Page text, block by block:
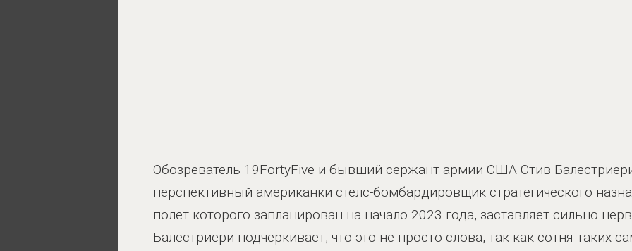
Обозреватель 19FortyFive и бывший сержант армии США Стив
перспективный американки стелс-бомбардировщик стратегического
полет которого запланирован на начало 2023 года, заставляет сильно
Балестриери подчеркивает, что это не просто слова, так как сотня таких